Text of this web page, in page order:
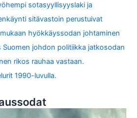
sotasyyllisyyslaki ja
sitävastoin perustuivat
hyökkäyssodan johtaminen
Suomen johdon politiikka jatkosodan
rikos rauhaa vastaan.
1990-luvulla.